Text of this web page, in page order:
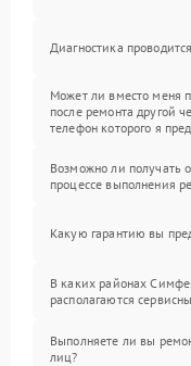
Диагностика
Может ли вместо меня
после ремонта другой
телефон которого я
Возможно ли получать
процессе выполнения
Какую гарантию вы
В каких районах
располагаются
Выполняете ли вы
лиц?